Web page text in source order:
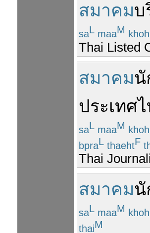
สมาคมบ
saL maaM
Thai Listed
สมาคมนั
ประเทศ
saL maaM
bpraL thaehtF
Thai
สมาคมนั
saL maaM
thaiM